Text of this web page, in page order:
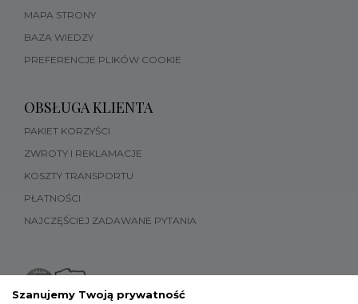
MAPA STRONY
BAZA WIEDZY
PREFERENCJE PLIKÓW COOKIE
OBSŁUGA KLIENTA
PAKIET KORZYŚCI
ZWROTY I REKLAMACJE
KOSZTY TRANSPORTU
PŁATNOŚCI
NAJCZĘŚCIEJ ZADAWANE PYTANIA
Szanujemy Twoją prywatność